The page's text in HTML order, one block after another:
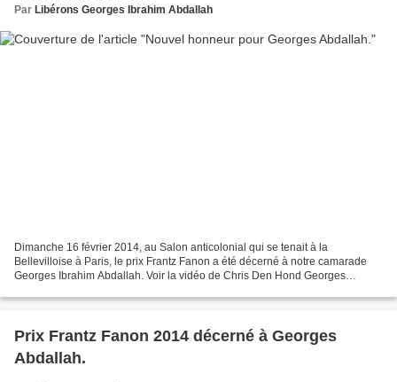
Par Libérons Georges Ibrahim Abdallah
Dimanche 16 février 2014, au Salon anticolonial qui se tenait à la
Bellevilloise à Paris, le prix Frantz Fanon a été décerné à notre camarade
Georges Ibrahim Abdallah. Voir la vidéo de Chris Den Hond Georges
Prix Frantz Fanon 2014 décerné à Georges
Abdallah.